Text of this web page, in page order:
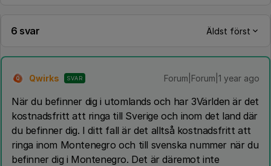
6 svar Äldst först
Q Qwirks SVAR Forum|Forum|1 year ago
När du befinner dig i utomlands och har 3Världen är det
kostnadsfritt att ringa till Sverige och inom det land där
du befinner dig. I ditt fall är det alltså kostnadsfritt att
ringa inom Montenegro och till svenska nummer när du
befinner dig i Montenegro. Det är däremot inte